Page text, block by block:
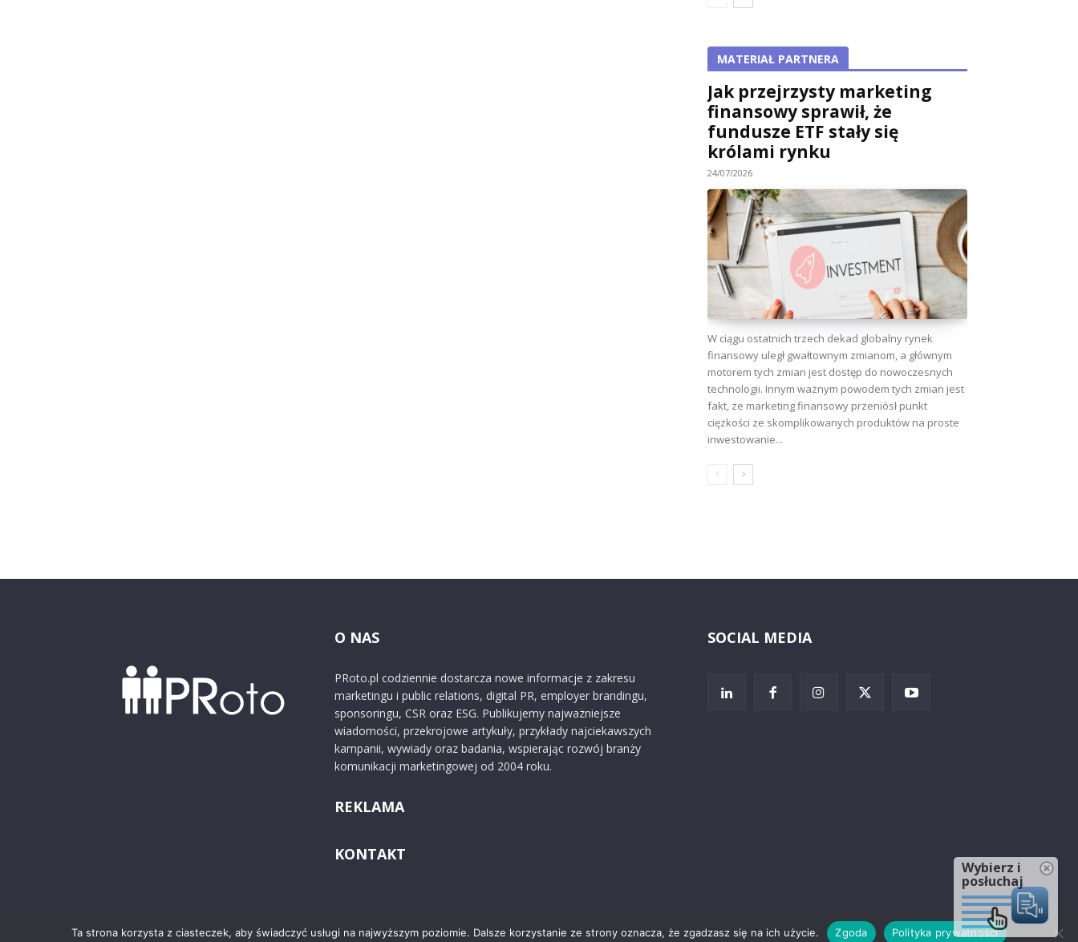
MATERIAŁ PARTNERA
Jak przejrzysty marketing
finansowy sprawił, że
fundusze ETF stały się
królami rynku
24/07/2026
W ciągu ostatnich trzech dekad globalny rynek
finansowy uległ gwałtownym zmianom, a głównym
motorem tych zmian jest dostęp do nowoczesnych
technologii. Innym ważnym powodem tych zmian jest
fakt, że marketing finansowy przeniósł punkt
ciężkości ze skomplikowanych produktów na proste
inwestowanie...
O NAS
PRoto.pl codziennie dostarcza nowe informacje z zakresu
marketingu i public relations, digital PR, employer brandingu,
sponsoringu, CSR oraz ESG. Publikujemy najważniejsze
wiadomości, przekrojowe artykuły, przykłady najciekawszych
kampanii, wywiady oraz badania, wspierając rozwój branży
komunikacji marketingowej od 2004 roku.
REKLAMA
KONTAKT
SOCIAL MEDIA
Ta strona korzysta z ciasteczek, aby świadczyć usługi na najwyższym poziomie. Dalsze korzystanie ze strony oznacza, że zgadzasz się na ich użycie. Zgoda Polityka prywatności
Wybierz i
posłuchaj